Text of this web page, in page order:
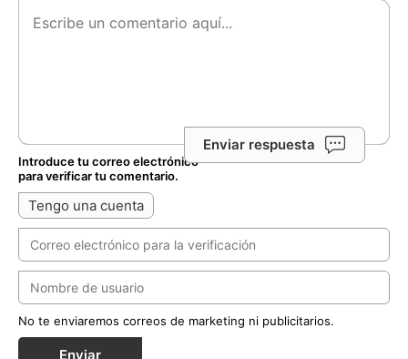
Enviar respuesta
Introduce tu correo electrónico
para verificar tu comentario.
Tengo una cuenta
No te enviaremos correos de marketing ni publicitarios.
Enviar